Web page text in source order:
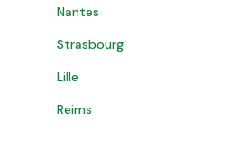
Nantes
Strasbourg
Lille
Reims